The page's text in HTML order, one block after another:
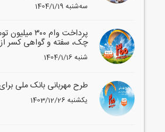
1404/1/19 سه‌شنبه
پرداخت وام
چک، سفته و گواهی کسر
1404/1/16 شنبه
طرح مهربانی بانک ملی برای
1403/12/26 یکشنبه